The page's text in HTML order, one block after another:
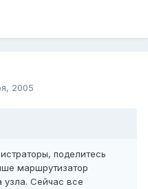
2005
поделитесь
маршрутизатор
узла. Сейчас все